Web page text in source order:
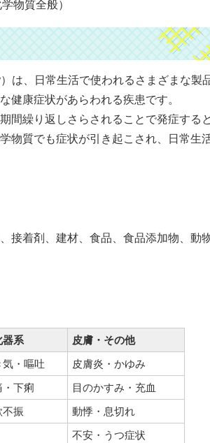
物質全般）
は、日常生活で使われるさまざまな製
健康症状があらわれる疾患です。
間繰り返しさらされることで発症する
物質でも症状が引き起こされ、日常生
接着剤、建材、食品、食品添加物、動
器系
皮膚・その他
気・嘔吐
皮膚炎・かゆみ
・下痢
目のかすみ・充血
不振
動悸・息切れ
不安・うつ症状